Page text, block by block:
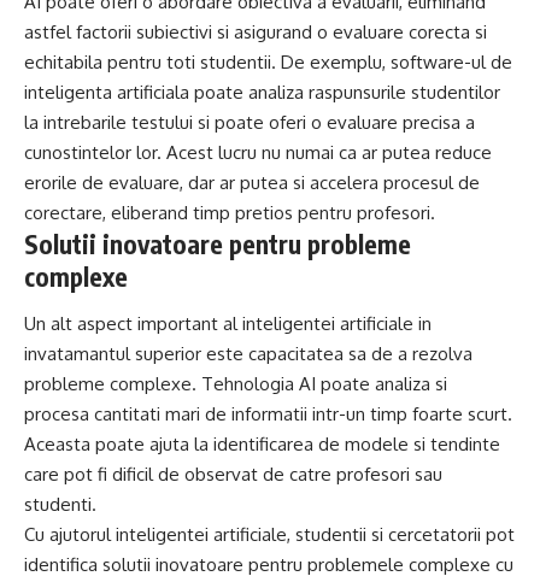
astfel factorii subiectivi si asigurand o evaluare corecta si
echitabila pentru toti studentii. De exemplu, software-ul de
inteligenta artificiala poate analiza raspunsurile studentilor
la intrebarile testului si poate oferi o evaluare precisa a
cunostintelor lor. Acest lucru nu numai ca ar putea reduce
erorile de evaluare, dar ar putea si accelera procesul de
corectare, eliberand timp pretios pentru profesori.
Solutii inovatoare pentru probleme
complexe
Un alt aspect important al inteligentei artificiale in
invatamantul superior este capacitatea sa de a rezolva
probleme complexe. Tehnologia AI poate analiza si
procesa cantitati mari de informatii intr-un timp foarte scurt.
Aceasta poate ajuta la identificarea de modele si tendinte
care pot fi dificil de observat de catre profesori sau
studenti.
Cu ajutorul inteligentei artificiale, studentii si cercetatorii pot
identifica solutii inovatoare pentru problemele complexe cu